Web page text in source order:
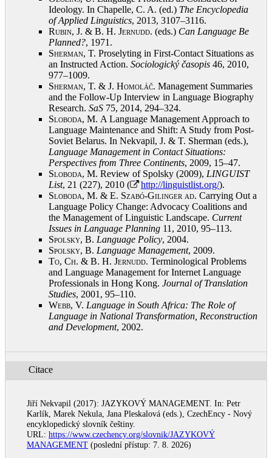
Ideology. In Chapelle, C. A. (ed.) The Encyclopedia
of Applied Linguistics, 2013, 3107–3116.
Rubin, J. & B. H. Jernudd. (eds.) Can Language Be
Planned?, 1971 .
Sherman, T. Proselyting in First-Contact Situations as
an Instructed Action. Sociologický časopis 46, 2010,
977–1009.
Sherman, T. & J. Homoláč. Management Summaries
and the Follow-Up Interview in Language Biography
Research. SaS 75, 2014, 294–324.
Sloboda, M. A Language Management Approach to
Language Maintenance and Shift: A Study from Post-
Soviet Belarus. In Nekvapil, J. & T. Sherman (eds.),
Language Management in Contact Situations:
Perspectives from Three Continents, 2009, 15–47.
Sloboda, M. Review of Spolsky (2009), LINGUIST
List, 21 (227), 2010 ( http://linguistlist.org/).
Sloboda, M. & E. Szabó-Gilinger ad. Carrying Out a
Language Policy Change: Advocacy Coalitions and
the Management of Linguistic Landscape. Current
Issues in Language Planning 11, 2010, 95–113.
Spolsky, B. Language Policy, 2004.
Spolsky, B. Language Management, 2009.
To, Ch. & B. H. Jernudd. Terminological Problems
and Language Management for Internet Language
Professionals in Hong Kong. Journal of Translation
Studies, 2001, 95–110.
Webb, V. Language in South Africa: The Role of
Language in National Transformation, Reconstruction
and Development, 2002.
Citace
Jiří Nekvapil (2017): JAZYKOVÝ MANAGEMENT. In: Petr
Karlík, Marek Nekula, Jana Pleskalová (eds.), CzechEncy - Nový
encyklopedický slovník češtiny.
URL: https://www.czechency.org/slovnik/JAZYKOVÝ
MANAGEMENT (poslední přístup: 7. 8. 2026)